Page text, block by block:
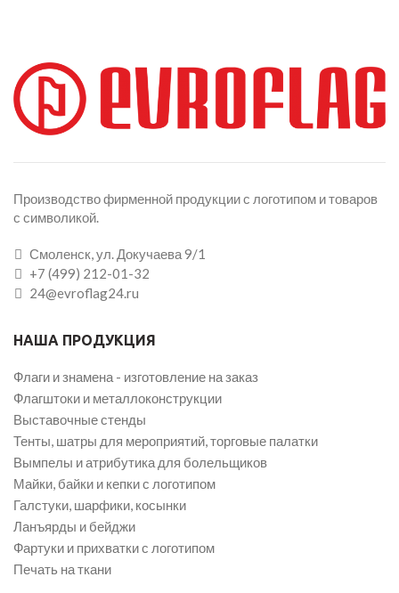
Производство фирменной продукции с логотипом и товаров
с символикой.
Смоленск, ул. Докучаева 9/1
+7 (499) 212-01-32
24@evroflag24.ru
НАША ПРОДУКЦИЯ
Флаги и знамена - изготовление на заказ
Флагштоки и металлоконструкции
Выставочные стенды
Тенты, шатры для мероприятий, торговые палатки
Вымпелы и атрибутика для болельщиков
Майки, байки и кепки с логотипом
Галстуки, шарфики, косынки
Ланъярды и бейджи
Фартуки и прихватки с логотипом
Печать на ткани